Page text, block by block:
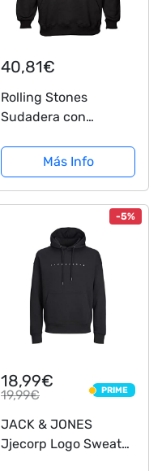
40,81€
Rolling Stones
Sudadera con
1978, Negro, S para
Hombre
Más Info
-5%
18,99€
19,99€ PRIME
PRIME
JACK & JONES
Jjecorp Logo Sweat